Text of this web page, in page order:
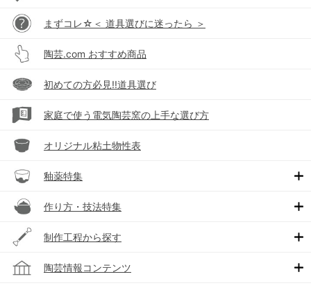
まずコレ☆＜ 道具選びに迷ったら ＞
陶芸.com おすすめ商品
初めての方必見!!道具選び
家庭で使う電気陶芸窯の上手な選び方
オリジナル粘土物性表
釉薬特集
作り方・技法特集
制作工程から探す
陶芸情報コンテンツ